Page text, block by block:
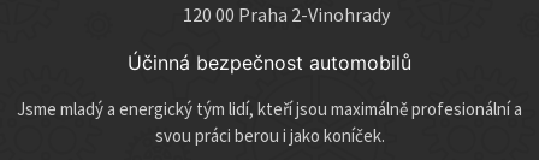
120 00 Praha 2-Vinohrady
Účinná bezpečnost automobilů
Jsme mladý a energický tým lidí, kteří jsou maximálně profesionální a
svou práci berou i jako koníček.